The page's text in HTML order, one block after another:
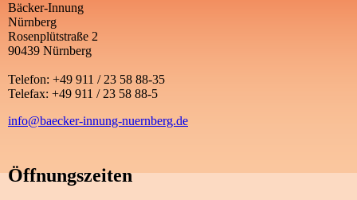
Bäcker-Innung
Nürnberg
Rosenplütstraße 2
90439 Nürnberg
Telefon: +49 911 / 23 58 88-35
Telefax: +49 911 / 23 58 88-5
info@baecker-innung-nuernberg.de
Öffnungszeiten